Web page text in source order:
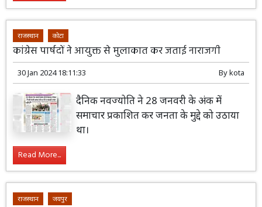
राजस्थान कोटा
कांग्रेस पार्षदों ने आयुक्त से मुलाकात कर जताई नाराजगी
30 Jan 2024 18:11:33 Bykota
दैनिक नवज्योति ने 28 जनवरी के अंक में
समाचार प्रकाशित कर जनता के मुद्दे को उठाया
था।
Read More...
राजस्थान जयपुर